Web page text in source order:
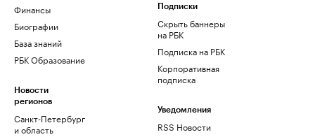
Финансы
Биографии
База знаний
РБК Образование
Новости
регионов
Санкт-Петербург
и область
Подписки
Скрыть баннеры
на РБК
Подписка на РБК
Корпоративная
подписка
Уведомления
RSS Новости